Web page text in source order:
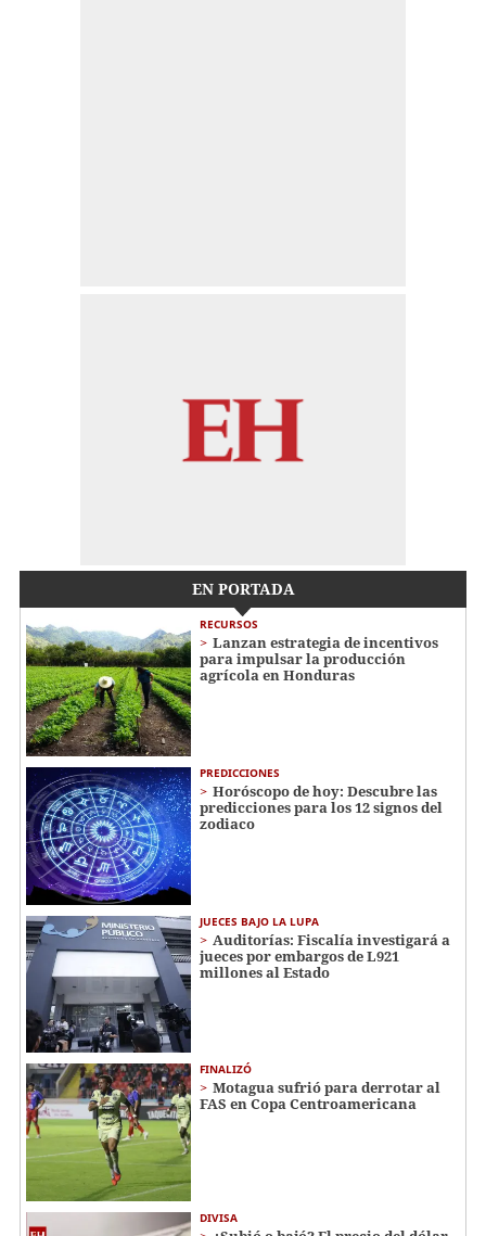
EN PORTADA
RECURSOS
Lanzan estrategia de incentivos
para impulsar la producción
agrícola en Honduras
PREDICCIONES
Horóscopo de hoy: Descubre las
predicciones para los 12 signos del
zodiaco
JUECES BAJO LA LUPA
Auditorías: Fiscalía investigará a
jueces por embargos de L921
millones al Estado
FINALIZÓ
Motagua sufrió para derrotar al
FAS en Copa Centroamericana
DIVISA